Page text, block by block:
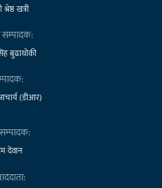
श्रेष्ठ खत्री
सम्पादक:
बुढाथोकी
(डीआर)
देवान